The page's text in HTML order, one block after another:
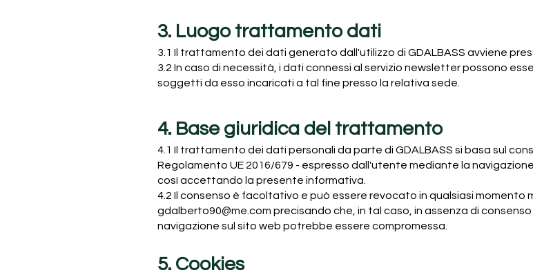
3. Luogo trattamento dati
3.1 Il trattamento dei dati generato dall'utilizzo di GDALBASS avviene
3.2 In caso di necessità, i dati connessi al servizio newsletter possono
soggetti da esso incaricati a tal fine presso la relativa sede.
4. Base giuridica del trattamento
4.1 Il trattamento dei dati personali da parte di GDALBASS si basa sul
Regolamento UE 2016/679 - espresso dall'utente mediante la
così accettando la presente informativa.
4.2 Il consenso è facoltativo e può essere revocato in qualsiasi momento
gdalberto90@me.com precisando che, in tal caso, in assenza di
navigazione sul sito web potrebbe essere compromessa.
5. Cookies